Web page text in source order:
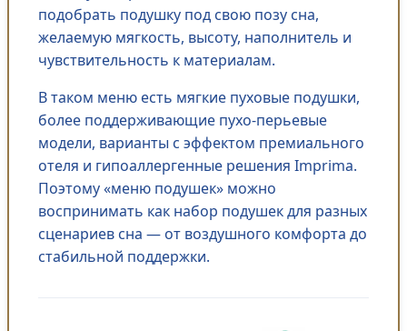
подобрать подушку под свою позу сна,
желаемую мягкость, высоту, наполнитель и
чувствительность к материалам.
В таком меню есть мягкие пуховые подушки,
более поддерживающие пухо-перьевые
модели, варианты с эффектом премиального
отеля и гипоаллергенные решения Imprima.
Поэтому «меню подушек» можно
воспринимать как набор подушек для разных
сценариев сна — от воздушного комфорта до
стабильной поддержки.